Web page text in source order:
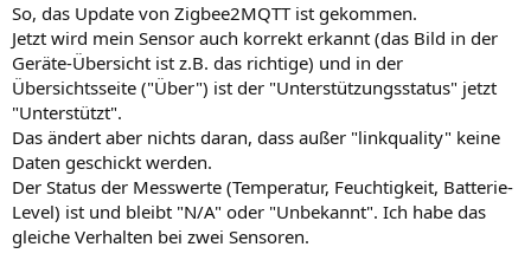
So, das Update von Zigbee2MQTT ist gekommen.
Jetzt wird mein Sensor auch korrekt erkannt (das Bild in der
Geräte-Übersicht ist z.B. das richtige) und in der
Übersichtsseite ("Über") ist der "Unterstützungsstatus" jetzt
"Unterstützt".
Das ändert aber nichts daran, dass außer "linkquality" keine
Daten geschickt werden.
Der Status der Messwerte (Temperatur, Feuchtigkeit, Batterie-
Level) ist und bleibt "N/A" oder "Unbekannt". Ich habe das
gleiche Verhalten bei zwei Sensoren.